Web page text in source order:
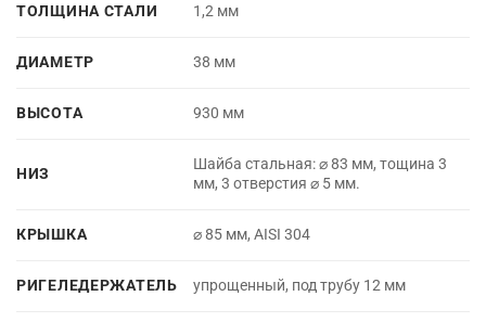
ТОЛЩИНА СТАЛИ 1,2 мм
ДИАМЕТР 38 мм
ВЫСОТА 930 мм
НИЗ
Шайба стальная: ⌀ 83 мм, тощина 3
мм, 3 отверстия ⌀ 5 мм.
КРЫШКА ⌀ 85 мм, AISI 304
РИГЕЛЕДЕРЖАТЕЛЬ упрощенный, под трубу 12 мм